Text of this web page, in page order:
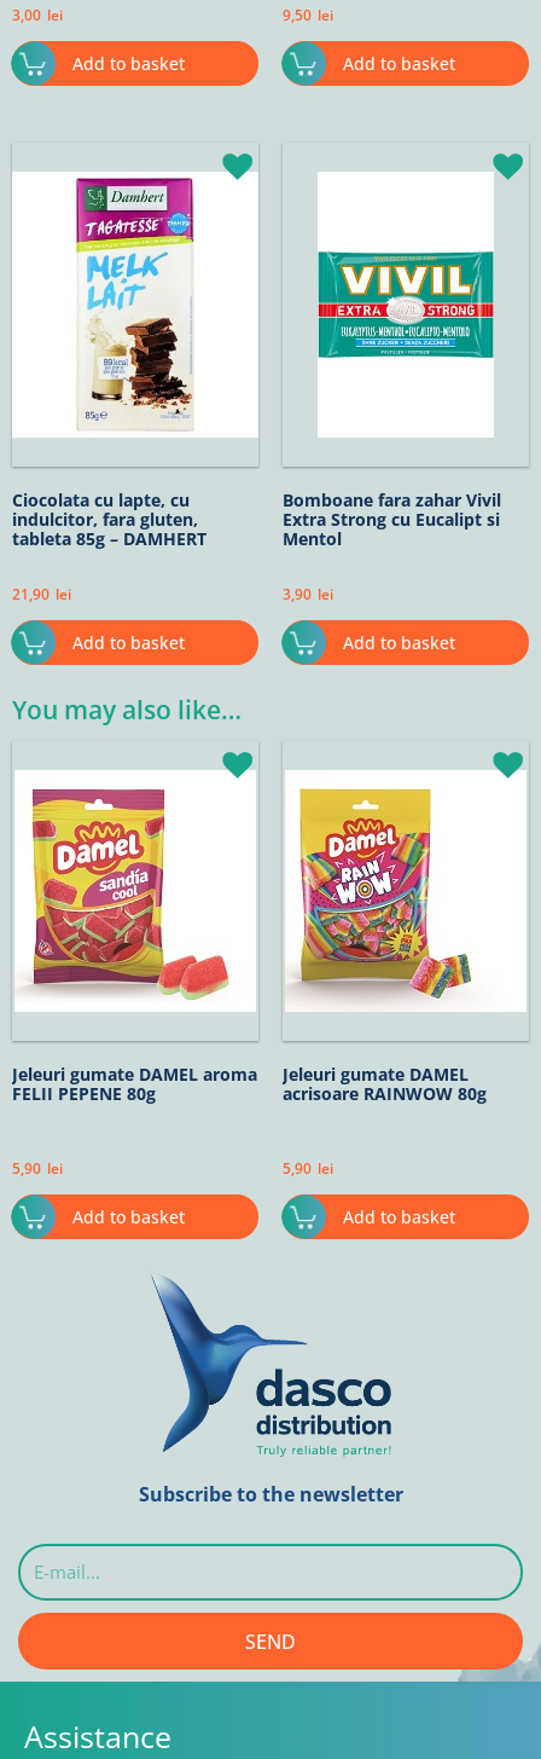
3,00 lei
Add to basket
9,50 lei
Add to basket
Ciocolata cu lapte, cu
indulcitor, fara gluten,
tableta 85g – DAMHERT
21,90 lei
Add to basket
Bomboane fara zahar Vivil
Extra Strong cu Eucalipt si
Mentol
3,90 lei
Add to basket
You may also like…
Jeleuri gumate DAMEL aroma
FELII PEPENE 80g
5,90 lei
Add to basket
Jeleuri gumate DAMEL
acrisoare RAINWOW 80g
5,90 lei
Add to basket
Subscribe to the newsletter
E-
mail...
SEND
Assistance